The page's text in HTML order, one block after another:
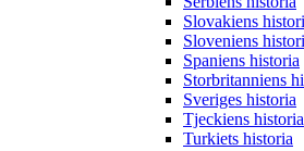
Slovakiens
Sloveniens
Spaniens historia
Storbritanniens
Sveriges historia
Tjeckiens historia
Turkiets historia